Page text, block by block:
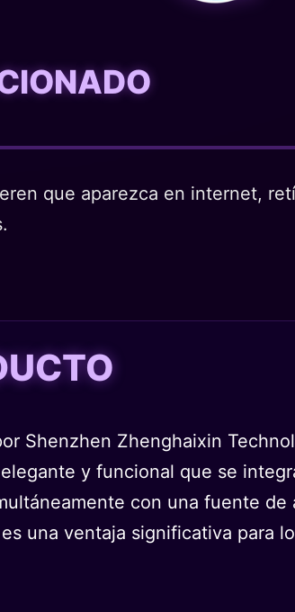
que aparezca en internet,
Shenzhen Zhenghaixin
y funcional que se
con una fuente de
una ventaja significativa para